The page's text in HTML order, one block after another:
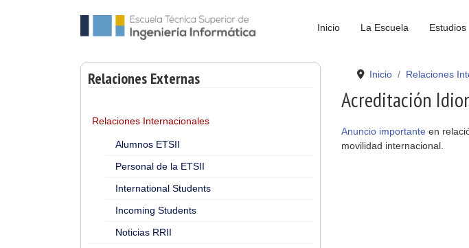
Inicio La Escuela Estudios
Relaciones Externas
Relaciones Internacionales
Alumnos ETSII
Personal de la ETSII
International Students
Incoming Students
Noticias RRII
Inicio Relaciones
Acreditación
Anuncio importante en
movilidad internacional.